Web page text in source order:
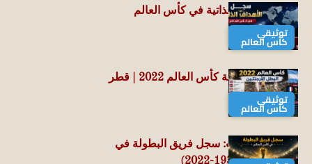
توثيقي
كأس العالم
سجل الأهداف الذاتية في كأس العالم
توثيقي
كأس العالم
سجل نتائج بطولة كأس العالم 2022 | قطر
👑 عرش الذهب: سجل فريق البطولة في
كأس العالم (1930-2022)